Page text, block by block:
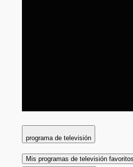
programa de televisión
Mis programas de televisión favoritos